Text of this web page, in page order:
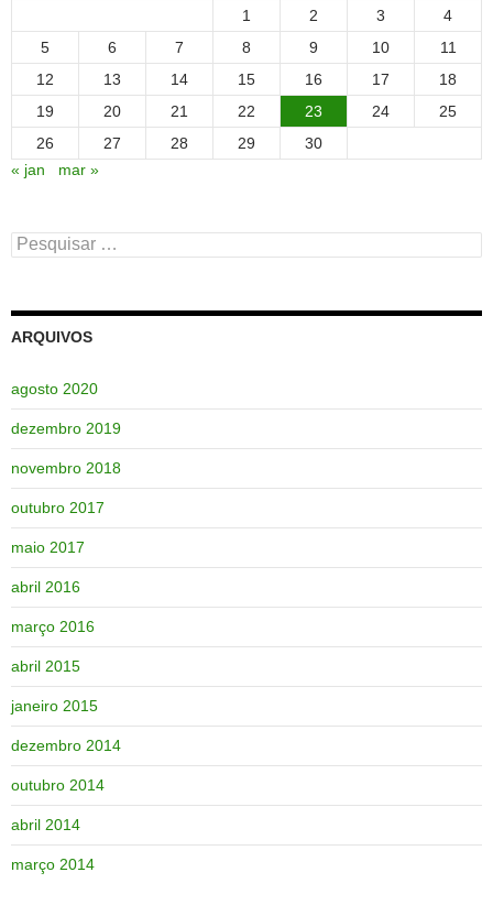
1
2 3
4
5
6 7 8 9 10
11
12
13 14 15 16 17
18
19
20 21 22 23 24
25
26
27 28 29
30
« jan
mar »
Pesquisar
por:
ARQUIVOS
agosto 2020
dezembro 2019
novembro 2018
outubro 2017
maio 2017
abril 2016
março 2016
abril 2015
janeiro 2015
dezembro 2014
outubro 2014
abril 2014
março 2014